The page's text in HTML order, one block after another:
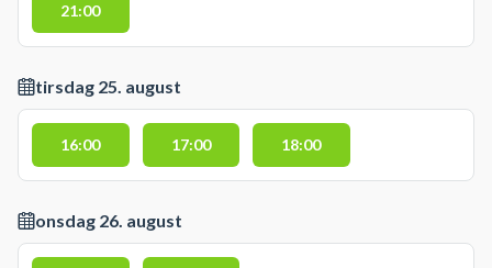
21:00
tirsdag 25. august
16:00 17:00 18:00
onsdag 26. august